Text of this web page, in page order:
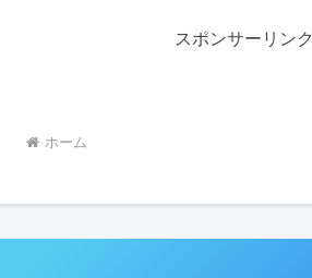
スポンサーリンク
ホーム